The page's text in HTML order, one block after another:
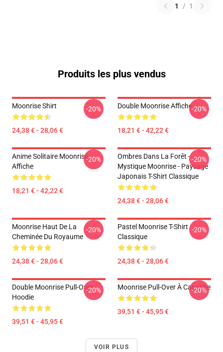
1 / 1
Produits les plus vendus
Moonrise Shirt
24,38 € - 28,06 €
-20% Double Moonrise Affiche
18,21 € - 42,22 €
-20%
Anime Solitaire Moonrise
Affiche
18,21 € - 42,22 €
-20%
Ombres Dans La Forêt -
Mystique Moonrise - Paysage
Japonais T-Shirt Classique
24,38 € - 28,06 €
-20%
Moonrise Haut De La
Cheminée Du Royaume
24,38 € - 28,06 €
-20%
Pastel Moonrise T-Shirt
Classique
24,38 € - 28,06 €
-20%
Double Moonrise Pull-Over
Hoodie
39,51 € - 45,95 €
-20% Moonrise Pull-Over À Capuche
39,51 € - 45,95 €
-20%
VOIR PLUS